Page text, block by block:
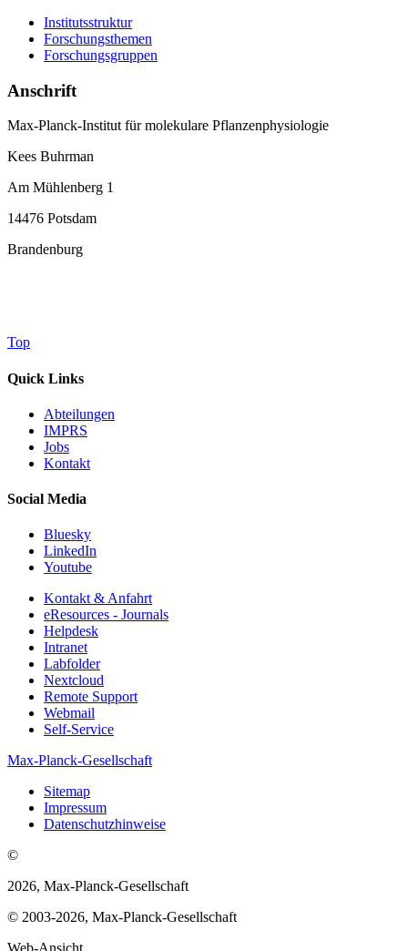
Institutsstruktur
Forschungsthemen
Forschungsgruppen
Anschrift
Max-Planck-Institut für molekulare Pflanzenphysiologie
Kees Buhrman
Am Mühlenberg 1
14476 Potsdam
Brandenburg
Top
Quick Links
Abteilungen
IMPRS
Jobs
Kontakt
Social Media
Bluesky
LinkedIn
Youtube
Kontakt & Anfahrt
eResources - Journals
Helpdesk
Intranet
Labfolder
Nextcloud
Remote Support
Webmail
Self-Service
Max-Planck-Gesellschaft
Sitemap
Impressum
Datenschutzhinweise
©
2026, Max-Planck-Gesellschaft
© 2003-2026, Max-Planck-Gesellschaft